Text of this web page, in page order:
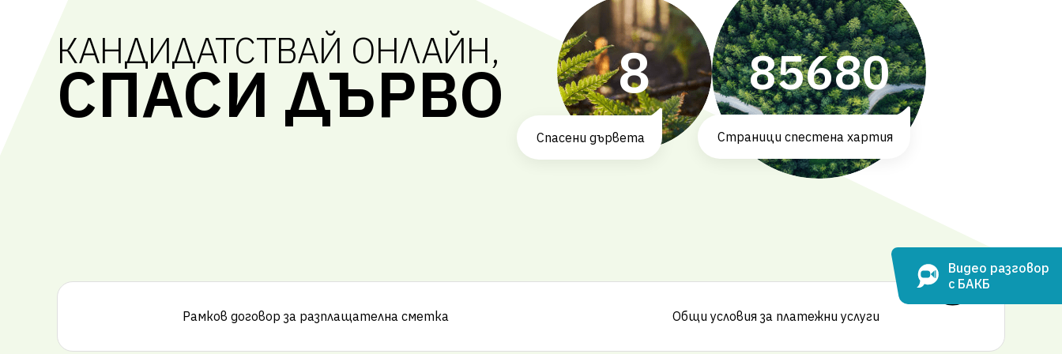
КАНДИДАТСТВАЙ ОНЛАЙН,
СПАСИ ДЪРВО 8
Спасени дървета
85680
Страници спестена хартия
Видео разговор
с БАКБ
Рамков договор за разплащателна сметка Общи условия за платежни услуги
Нагоре